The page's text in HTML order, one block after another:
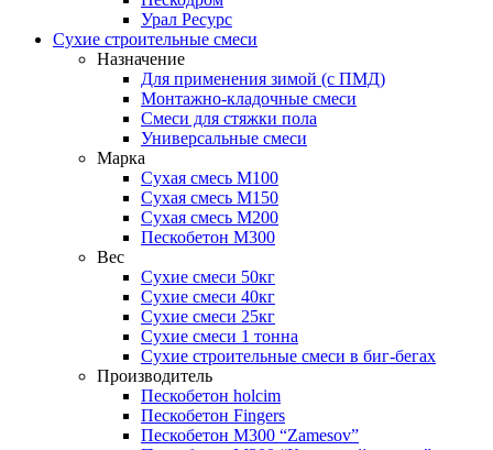
Урал Ресурс
Сухие строительные смеси
Назначение
Для применения зимой (с ПМД)
Монтажно-кладочные смеси
Смеси для стяжки пола
Универсальные смеси
Марка
Сухая смесь М100
Сухая смесь М150
Сухая смесь М200
Пескобетон М300
Вес
Сухие смеси 50кг
Сухие смеси 40кг
Сухие смеси 25кг
Сухие смеси 1 тонна
Сухие строительные смеси в биг-бегах
Производитель
Пескобетон holcim
Пескобетон Fingers
Пескобетон М300 “Zamesov”